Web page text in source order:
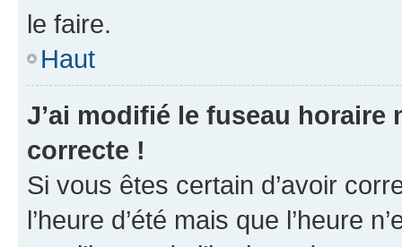
le faire.
Haut
J’ai modifié le fuseau horaire
correcte !
Si vous êtes certain d’avoir
l’heure d’été mais que l’heure